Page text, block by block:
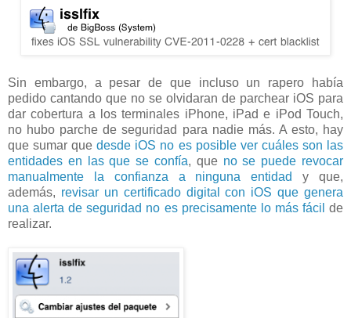
Sin embargo, a pesar de que incluso un rapero había
pedido cantando que no se olvidaran de parchear iOS para
dar cobertura a los terminales iPhone, iPad e iPod Touch,
no hubo parche de seguridad para nadie más. A esto, hay
que sumar quedesde iOS no es posible ver cuáles son las
entidades en las que se confía, que no se puede revocar
manualmente la confianza a ninguna entidad
y que,
además, revisar un certificado digital con iOS que genera
una alerta de seguridad no es precisamente lo más fácil de
realizar.